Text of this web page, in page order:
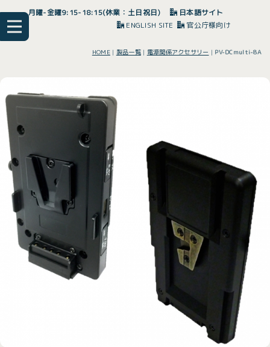
月曜-金曜9:15-18:15(休業：土日祝日)
日本語サイト
ENGLISH SITE
官公庁様向け
HOME| 製品一覧| 電源関係アクセサリー | PV-DCmulti-8A